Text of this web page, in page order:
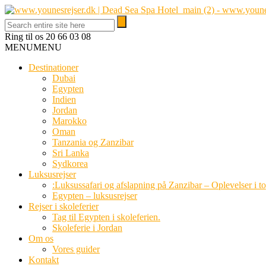
Ring til os 20 66 03 08
MENUMENU
Destinationer
Dubai
Egypten
Indien
Jordan
Marokko
Oman
Tanzania og Zanzibar
Sri Lanka
Sydkorea
Luksusrejser
:Luksussafari og afslapning på Zanzibar – Oplevelser i
Egypten – luksusrejser
Rejser i skoleferier
Tag til Egypten i skoleferien.
Skoleferie i Jordan
Om os
Vores guider
Kontakt